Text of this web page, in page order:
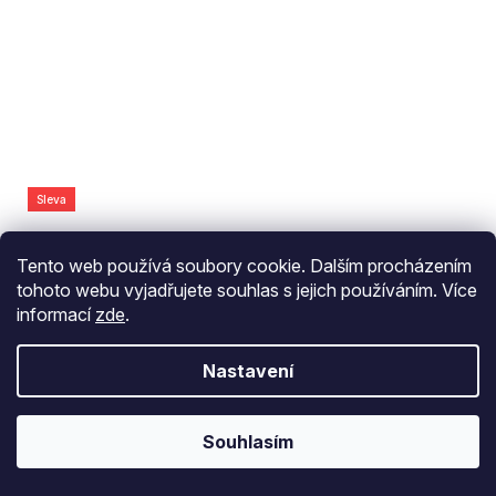
Tento web používá soubory cookie. Dalším procházením
tohoto webu vyjadřujete souhlas s jejich používáním. Více
informací zde.
Nastavení
Souhlasím
Sleva
Dámské polotričko SPORTMAX
MMLABETAIA 2616951017650
2 725 Kč
DETAIL